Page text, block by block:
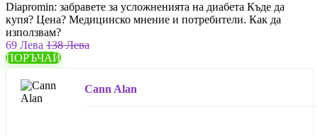
Diapromin: забравете за усложненията на диабета Къде да
купя? Цена? Медицинско мнение и потребители. Как да
използвам?
69 Лева 138 Лева
ПОРЪЧАЙ
Cann Alan